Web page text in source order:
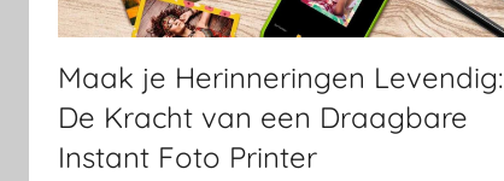
Maak je Herinneringen Levendig:
De Kracht van een Draagbare
Instant Foto Printer